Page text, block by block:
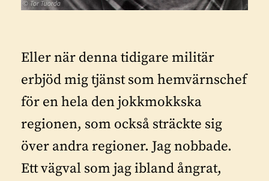
Eller när denna tidigare militär
erbjöd mig tjänst som hemvärnschef
för en hela den jokkmokkska
regionen, som också sträckte sig
över andra regioner. Jag nobbade.
Ett vägval som jag ibland ångrat,